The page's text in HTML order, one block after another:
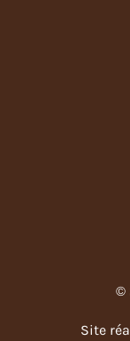
©
Site